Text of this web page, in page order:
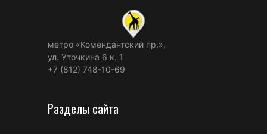
метро «Комендантский пр.»,
ул. Уточкина 6 к. 1
+7 (812) 748-10-69
Разделы сайта